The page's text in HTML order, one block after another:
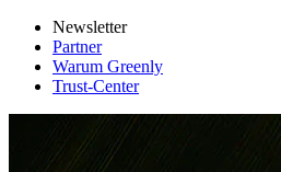
Newsletter
Partner
Warum Greenly
Trust-Center